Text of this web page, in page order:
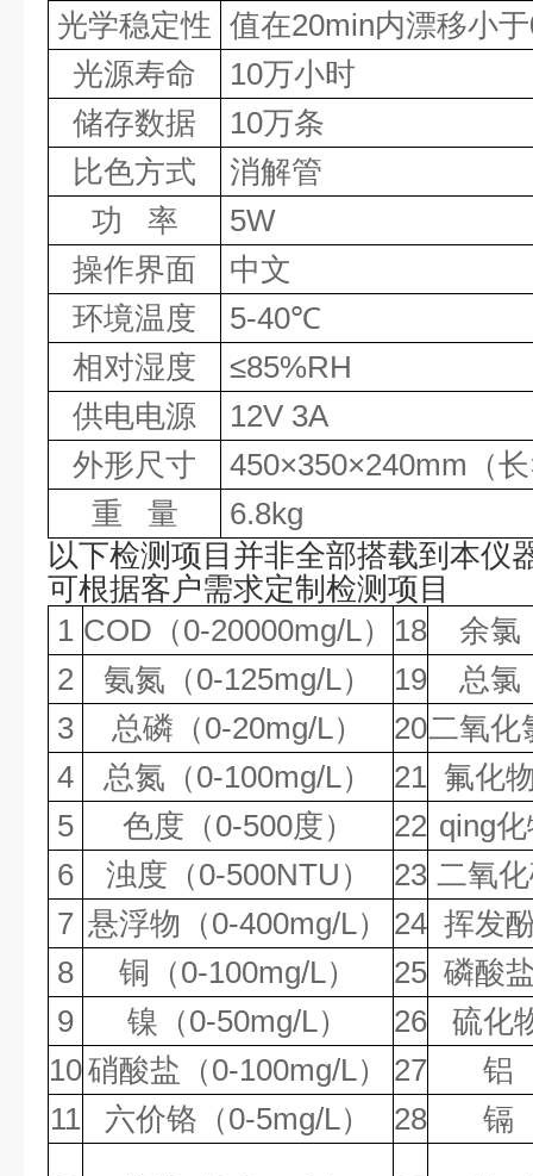
光学稳定性 值在20min内漂移小于
光源寿命
10万小时
储存数据
10万条
比色方式
消解管
功
率
5W
操作界面
中文
环境温度
5-40℃
相对湿度
≤85%RH
供电电源
12V 3A
外形尺寸
450×350×240mm （
重
量
6.8kg
以下检测项目并非全部搭载到本仪
可根据客户需求定制检测项目
1 COD （0-20000mg/L） 18
余氯
2
氨氮（0-125mg/L） 19
总氯
3
总磷（0-20mg/L） 20二氧化
4
总氮（0-100mg/L） 21 氟化
5
色度（0-500度） 22 qing
6
浊度（0-500NTU ） 23 二氧
7 悬浮物（0-400mg/L） 24 挥发
8
铜（0-100mg/L） 25 磷酸
9
镍（0-50mg/L） 26
硫化
10硝酸盐（0-100mg/L） 27
铝
11
六价铬（0-5mg/L） 28 镉